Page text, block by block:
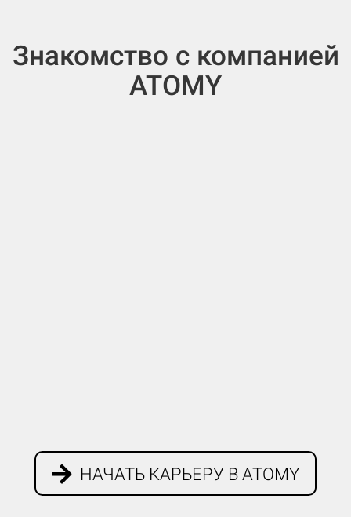
Знакомство с компанией
ATOMY
НАЧАТЬ КАРЬЕРУ В ATOMY